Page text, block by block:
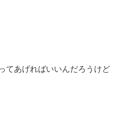
てあげればいいんだろうけど